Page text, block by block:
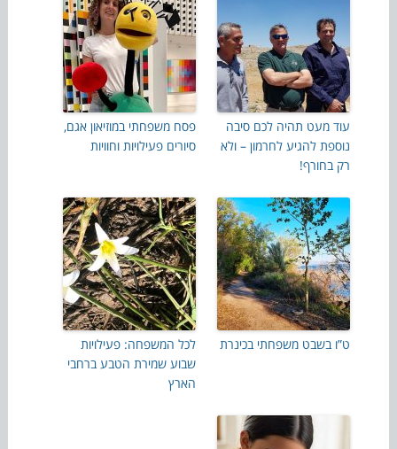
עוד מעט תהיה לכם סיבה
נוספת להגיע לחרמון – ולא
רק בחורף!
פסח משפחתי במוזיאון אגם,
סיורים פעילויות וחוויות
ט”ו בשבט משפחתי בכינרת
לכל המשפחה: פעילויות
שבוע שמירת הטבע ברחבי
הארץ